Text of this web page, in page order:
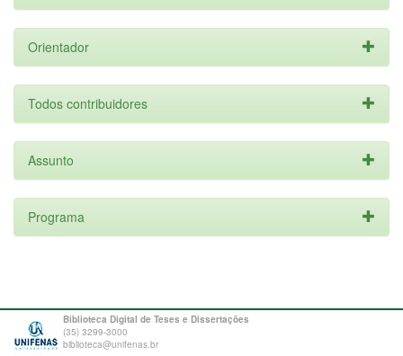
Orientador
Todos contribuidores
Assunto
Programa
Biblioteca Digital de Teses e Dissertações
(35) 3299-3000
biblioteca@unifenas.br